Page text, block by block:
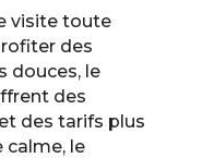
visite toute
des
douces, le
des
des tarifs plus
calme, le